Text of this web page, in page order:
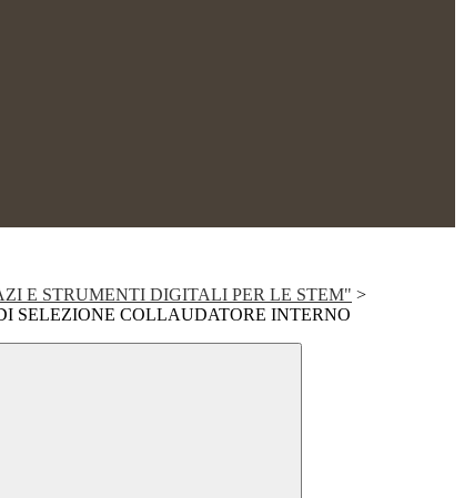
E STRUMENTI DIGITALI PER LE STEM" >
SELEZIONE COLLAUDATORE INTERNO